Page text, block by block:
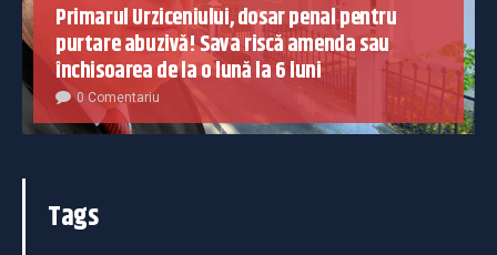
Primarul Urziceniului, dosar penal pentru
purtare abuzivă! Sava riscă amenda sau
închisoarea de la o lună la 6 luni
0 Comentariu
Tags